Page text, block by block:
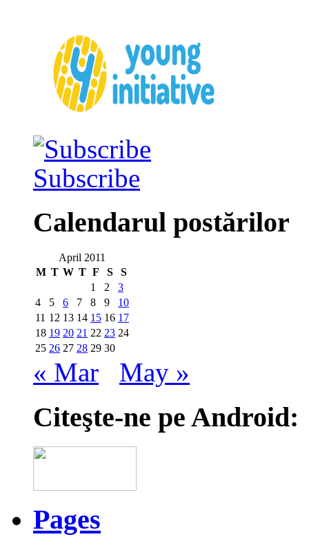
Subscribe
Calendarul postărilor
April 2011
M T W T F S
S
1
2
3
4
5 6 7 8 9
10
11 12 13 14 15 16 17
18 19 20 21 22 23 24
25 26 27 28 29 30
« Mar May »
Citeşte-ne pe Android:
Pages